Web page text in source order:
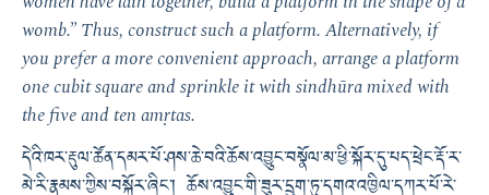
womb.” Thus, construct such a platform. Alternatively, if
you prefer a more convenient approach, arrange a platform
one cubit square and sprinkle it with sindhūra mixed with
the five and ten amṛtas.
དེའི་ཁར་རྡུལ་ཚོན་དམར་པོ་ཤས་ཆེ་བའི་ཆོས་འབྱུང་བསྣོལ་མ་ཕྱི་སྐོར་དུ་པད་ཕྲེང་རྡོ་ར་